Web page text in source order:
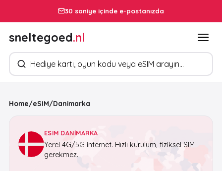
30 saniye içinde e-postanızda
sneltegoed.nl
Ürün arayın
Home/eSIM/Danimarka
ESIM DANIMARKA
Yerel 4G/5G internet. Hızlı kurulum, fiziksel SIM
gerekmez.